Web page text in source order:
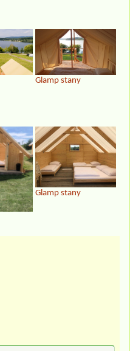
Glamp stany
Glamp stany